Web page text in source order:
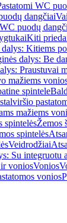
WC
dangčiai
WC puodų
Kiti
dalys: Kitiems
dalys: Be
Praustuvai
mažiems
spintele
mažiems
spintelėsŽemos
spintelės
Veidrodžiai
Su integruotu
voniosVonios
vonios